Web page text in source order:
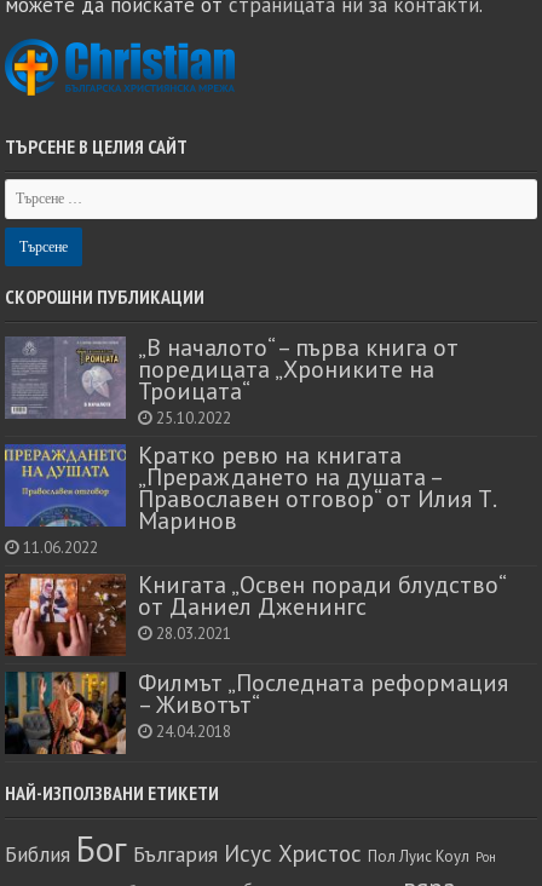
ТЪРСЕНЕ В ЦЕЛИЯ САЙТ
СКОРОШНИ ПУБЛИКАЦИИ
„В началото“ – първа книга от
поредицата „Хрониките на
Троицата“
25.10.2022
Кратко ревю на книгата
„Прераждането на душата –
Православен отговор“ от Илия Т.
Маринов
11.06.2022
Книгата „Освен поради блудство“
от Даниел Дженингс
28.03.2021
Филмът „Последната реформация
– Животът“
24.04.2018
НАЙ-ИЗПОЛЗВАНИ ЕТИКЕТИ
Библия Бог България Исус Христос Пол Луис Коул Рон